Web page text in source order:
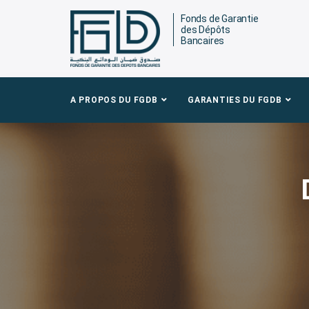
Fonds de Garantie
des Dépôts
Bancaires
A PROPOS DU FGDB GARANTIES DU FGDB